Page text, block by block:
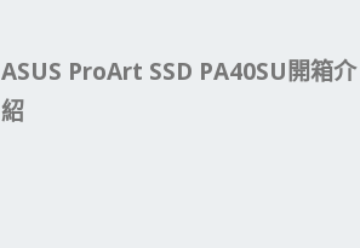
ASUS ProArt SSD PA40SU開箱介
紹